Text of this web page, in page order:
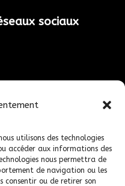
utilisons des technologies
accéder aux informations des
nous permettra de
de navigation ou les
consentir ou de retirer son
sociaux
de poursuivre
tous droits